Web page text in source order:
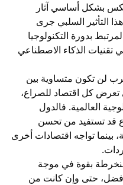
بشكل أساسي آثار
التأثير السلبي جرى
بدورة التكنولوجيا
تقنيات الذكاء الاصطناعي
لن تكون متساوية بين
تعرض كل اقتصاد للصراع،
العالمية. فالدول
قد تستفيد من تحسن
بينما تواجه اقتصادات أخرى
بقوة في موجة
أفضل، حتى وإن كانت من